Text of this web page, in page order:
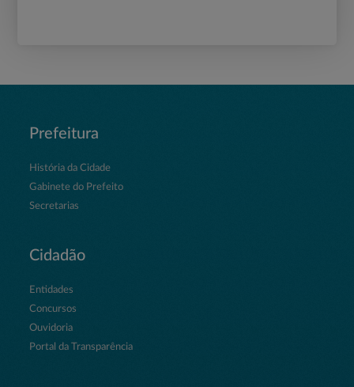
Prefeitura
História da Cidade
Gabinete do Prefeito
Secretarias
Cidadão
Entidades
Concursos
Ouvidoria
Portal da Transparência